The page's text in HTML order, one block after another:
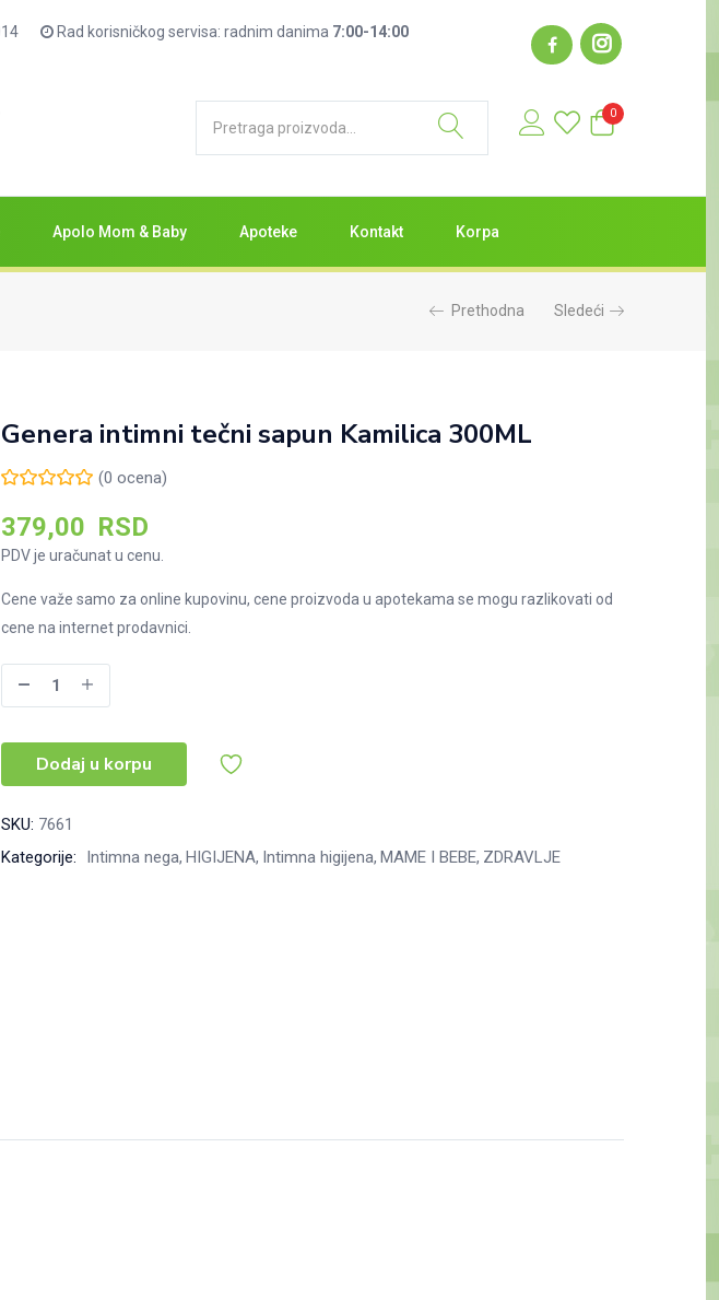
Rad korisničkog servisa: radnim danima 7:00-14:00
0
Apolo Mom & Baby Apoteke Kontakt Korpa
Prethodna Sledeći
Genera intimni tečni sapun Kamilica 300ML
(0 ocena)
379,00 RSD
PDV je uračunat u cenu.
Cene važe samo za online kupovinu, cene proizvoda u apotekama se mogu razlikovati od
cene na internet prodavnici.
intimni
sapun
Kamilica
300ML
količina
Dodaj u korpu
SKU: 7661
Kategorije:
Intimna nega HIGIJENA Intimna higijena MAME I BEBE ZDRAVLJE